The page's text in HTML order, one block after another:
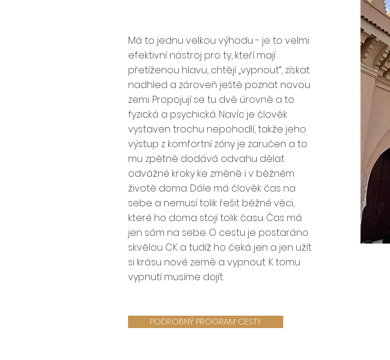
Má to jednu velkou výhodu - je to velmi
efektivní nástroj pro ty, kteří mají
přetíženou hlavu, chtějí „vypnout“, získat
nadhled a zároveň ještě poznat novou
zemi. Propojují se tu dvě úrovně a to
fyzická a psychická. Navíc je člověk
vystaven trochu nepohodlí, takže jeho
výstup z komfortní zóny je zaručen a to
mu zpětně dodává odvahu dělat
odvážné kroky ke změně i v běžném
životě doma. Dále má člověk čas na
sebe a nemusí tolik řešit běžné věci,
které ho doma stojí tolik času. Čas má
jen sám na sebe. O cestu je postaráno
skvělou CK a tudíž ho čeká jen a jen užít
si krásu nové země a vypnout. K tomu
vypnutí musíme dojít.
PODROBNÝ PROGRAM CESTY